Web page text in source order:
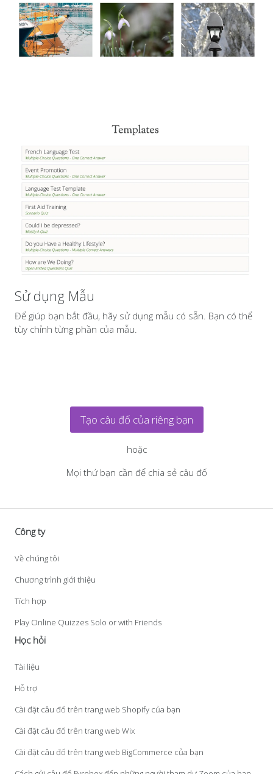
Sử dụng Mẫu
Để giúp bạn bắt đầu, hãy sử dụng mẫu có sẵn. Bạn có thể
tùy chỉnh từng phần của mẫu.
Tạo câu đố của riêng bạn
hoặc
Mọi thứ bạn cần để chia sẻ câu đố
Công ty
Về chúng tôi
Chương trình giới thiệu
Tích hợp
Play Online Quizzes Solo or with Friends
Học hỏi
Tài liệu
Hỗ trợ
Cài đặt câu đố trên trang web Shopify của bạn
Cài đặt câu đố trên trang web Wix
Cài đặt câu đố trên trang web BigCommerce của bạn